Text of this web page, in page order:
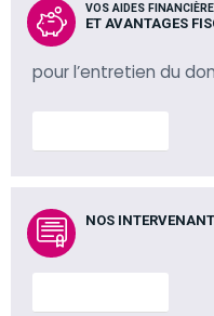
VOS AIDES
ET AVANTAGES
pour l’entretien du
NOS